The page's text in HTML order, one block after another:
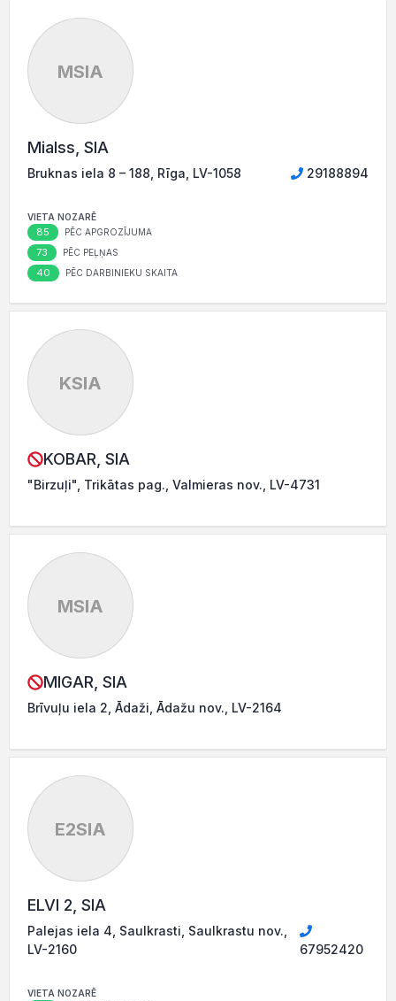
MSIA
Mialss, SIA
Bruknas iela 8 – 188, Rīga, LV-1058 29188894
VIETA NOZARĒ
85 PĒC APGROZĪJUMA
73 PĒC PEĻŅAS
40 PĒC DARBINIEKU SKAITA
KSIA
KOBAR, SIA
"Birzuļi", Trikātas pag., Valmieras nov., LV-4731
MSIA
MIGAR, SIA
Brīvuļu iela 2, Ādaži, Ādažu nov., LV-2164
E2SIA
ELVI 2, SIA
Palejas iela 4, Saulkrasti, Saulkrastu nov.,
LV-2160
67952420
VIETA NOZARĒ